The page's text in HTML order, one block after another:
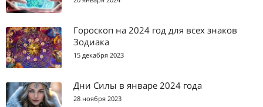
Гороскоп на 2024 год для всех знаков
Зодиака
15 декабря 2023
Дни Силы в январе 2024 года
28 ноября 2023